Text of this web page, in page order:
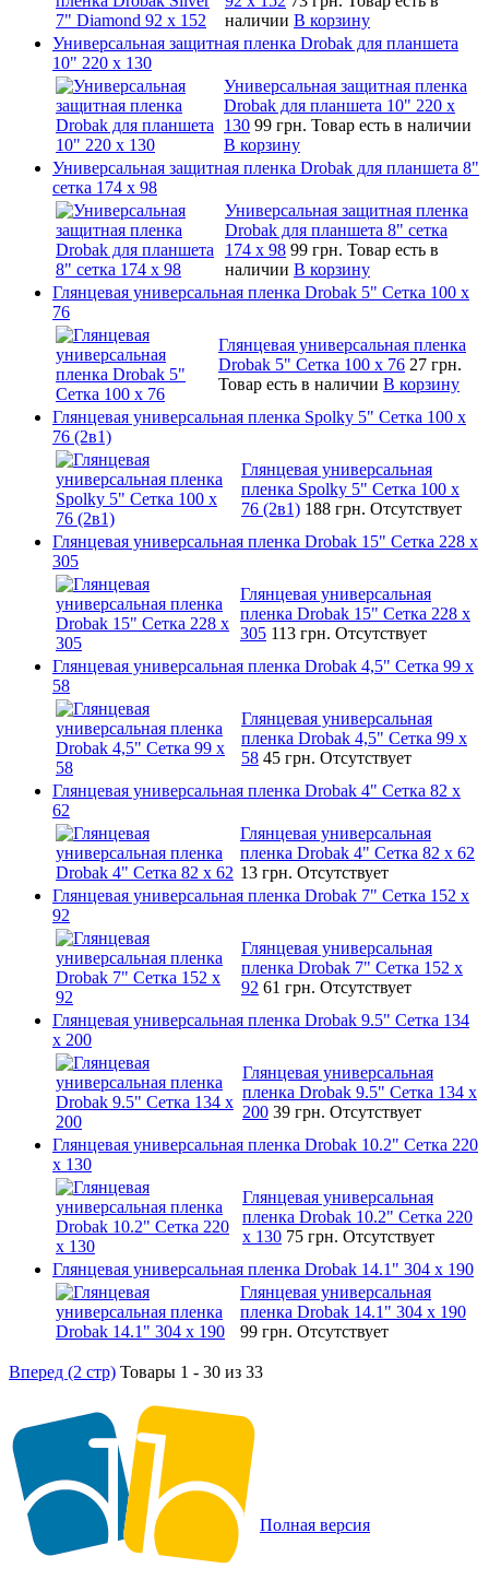
наличии В корзину
Универсальная защитная пленка Drobak для планшета
10" 220 x 130
Универсальная защитная пленка
Drobak для планшета 10" 220 x
130 99 грн. Товар есть в наличии
В корзину
Универсальная защитная пленка Drobak для планшета 8"
сетка 174 x 98
Универсальная защитная пленка
Drobak для планшета 8" сетка
174 x 98 99 грн. Товар есть в
наличии В корзину
Глянцевая универсальная пленка Drobak 5" Сетка 100 x
76
Глянцевая универсальная пленка
Drobak 5" Сетка 100 x 76 27 грн.
Товар есть в наличии В корзину
Глянцевая универсальная пленка Spolky 5" Сетка 100 x
76 (2в1)
Глянцевая универсальная
пленка Spolky 5" Сетка 100 x
76 (2в1) 188 грн. Отсутствует
Глянцевая универсальная пленка Drobak 15" Сетка 228 x
305
Глянцевая универсальная
пленка Drobak 15" Сетка 228 x
305 113 грн. Отсутствует
Глянцевая универсальная пленка Drobak 4,5" Сетка 99 x
58
Глянцевая универсальная
пленка Drobak 4,5" Сетка 99 x
58 45 грн. Отсутствует
Глянцевая универсальная пленка Drobak 4" Сетка 82 x
62
Глянцевая универсальная
пленка Drobak 4" Сетка 82 x 62
13 грн. Отсутствует
Глянцевая универсальная пленка Drobak 7" Сетка 152 x
92
Глянцевая универсальная
пленка Drobak 7" Сетка 152 x
92 61 грн. Отсутствует
Глянцевая универсальная пленка Drobak 9.5" Сетка 134
x 200
Глянцевая универсальная
пленка Drobak 9.5" Сетка 134 x
200 39 грн. Отсутствует
Глянцевая универсальная пленка Drobak 10.2" Сетка 220
x 130
Глянцевая универсальная
пленка Drobak 10.2" Сетка 220
x 130 75 грн. Отсутствует
Глянцевая универсальная пленка Drobak 14.1" 304 х 190
Глянцевая универсальная
пленка Drobak 14.1" 304 х 190
99 грн. Отсутствует
Вперед (2 стр) Товары 1 - 30 из 33
Полная версия